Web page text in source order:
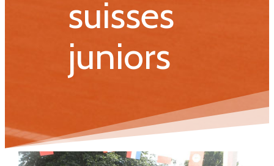
suisses
juniors